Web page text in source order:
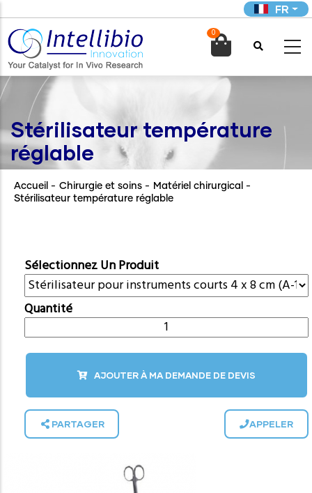
au
contenu
principal
FR
0

Stérilisateur température
réglable
Accueil - Chirurgie et soins - Matériel chirurgical
-
Stérilisateur température réglable
Sélectionnez Un Produit
Quantité
AJOUTER À MA DEMANDE DE DEVIS
PARTAGER APPELER